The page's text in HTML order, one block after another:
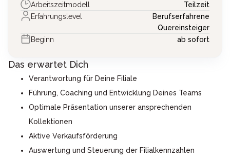
Arbeitszeitmodell
Teilzeit
Erfahrungslevel
Berufserfahrene
Quereinsteiger
Beginn
ab sofort
Das erwartet Dich
Verantwortung für Deine Filiale
Führung, Coaching und Entwicklung Deines Teams
Optimale Präsentation unserer ansprechenden
Kollektionen
Aktive Verkaufsförderung
Auswertung und Steuerung der Filialkennzahlen